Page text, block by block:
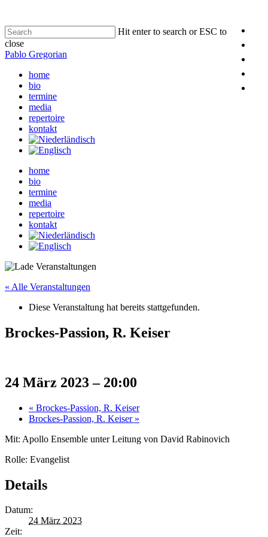
Hit enter to search or ESC to
close
Pablo Gregorian
home
bio
termine
media
repertoire
kontakt
home
bio
termine
media
repertoire
kontakt
« Alle Veranstaltungen
Diese Veranstaltung hat bereits stattgefunden.
Brockes-Passion, R. Keiser
24 März 2023 – 20:00
« Brockes-Passion, R. Keiser
Brockes-Passion, R. Keiser »
Mit: Apollo Ensemble unter Leitung von David Rabinovich
Rolle: Evangelist
Details
Datum:
24 März 2023
Zeit: